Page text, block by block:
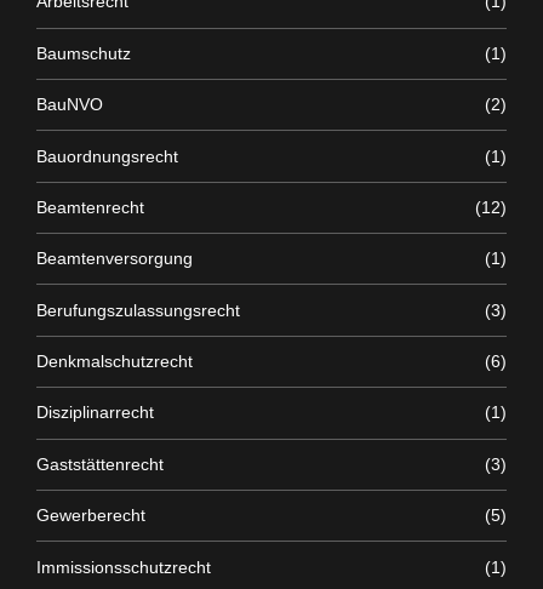
Baumschutz (1)
BauNVO (2)
Bauordnungsrecht (1)
Beamtenrecht (12)
Beamtenversorgung (1)
Berufungszulassungsrecht (3)
Denkmalschutzrecht (6)
Disziplinarrecht (1)
Gaststättenrecht (3)
Gewerberecht (5)
Immissionsschutzrecht (1)